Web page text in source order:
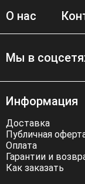
О нас
Мы в
Информация
Доставка
Публичная
Оплата
Гарантии и
Как заказать